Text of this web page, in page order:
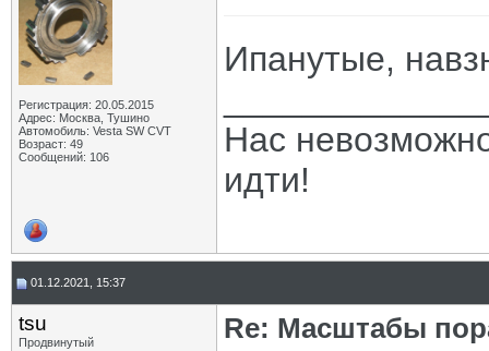
Регистрация: 20.05.2015
Адрес: Москва, Тушино
Автомобиль: Vesta SW CVT
Возраст: 49
Сообщений: 106
Ипанутые,
Нас
идти!
01.12.2021, 15:37
tsu
Продвинутый
Re: Масштабы